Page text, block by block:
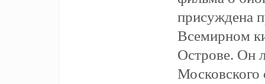
присуждена
Всемирном
Острове. Он